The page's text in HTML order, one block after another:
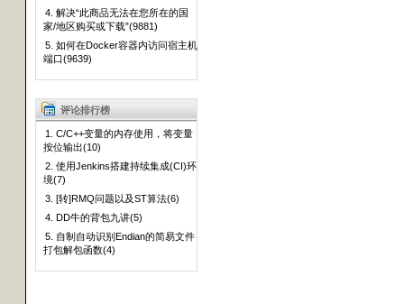
4. 解决“此商品无法在您所在的国
家/地区购买或下载”(9881)
5. 如何在Docker容器内访问宿主机
端口(9639)
评论排行榜
1. C/C++变量的内存使用，将变量
按位输出(10)
2. 使用Jenkins搭建持续集成(CI)环
境(7)
3. [转]RMQ问题以及ST算法(6)
4. DD牛的背包九讲(5)
5. 自制自动识别Endian的简易文件
打包解包函数(4)